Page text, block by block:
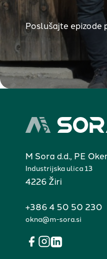
Poslušajte epizode
M Sora d.d., PE
Industrijska ulica 13
4226 Žiri
+386 4 50 50 230
okna@m-sora.si